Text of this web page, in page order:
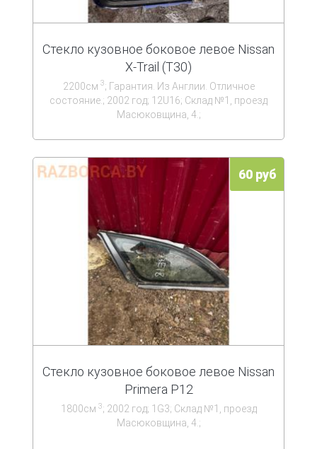
Стекло кузовное боковое левое Nissan
X-Trail (T30)
2200см 3; Гарантия. Из Англии. Отличное
состояние.; 2002 год; 12U16; Склад №1, проезд
Масюковщина, 4.;
60 руб
Стекло кузовное боковое левое Nissan
Primera P12
1800см 3; 2002 год; 1G3; Склад №1, проезд
Масюковщина, 4.;